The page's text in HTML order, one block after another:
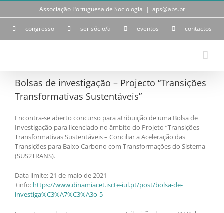
Skip
Associação Portuguesa de Sociologia | aps@aps.pt
congresso ser sócio/a eventos contactos
Bolsas de investigação – Projecto “Transições
Transformativas Sustentáveis”
Encontra-se aberto concurso para atribuição de uma Bolsa de
Investigação para licenciado no âmbito do Projeto “Transições
Transformativas Sustentáveis – Conciliar a Aceleração das
Transições para Baixo Carbono com Transformações do Sistema
(SUS2TRANS).
Data limite: 21 de maio de 2021
+info: https://www.dinamiacet.iscte-iul.pt/post/bolsa-de-
investiga%C3%A7%C3%A3o-5